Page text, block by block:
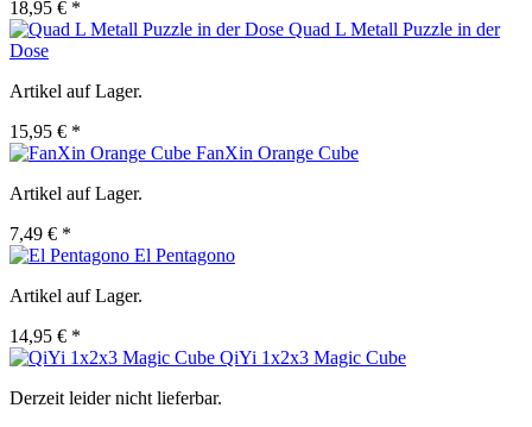
18,95 € *
Quad L Metall Puzzle in der
Dose
Artikel auf Lager.
15,95 € *
FanXin Orange Cube
Artikel auf Lager.
7,49 € *
El Pentagono
Artikel auf Lager.
14,95 € *
QiYi 1x2x3 Magic Cube
Derzeit leider nicht lieferbar.